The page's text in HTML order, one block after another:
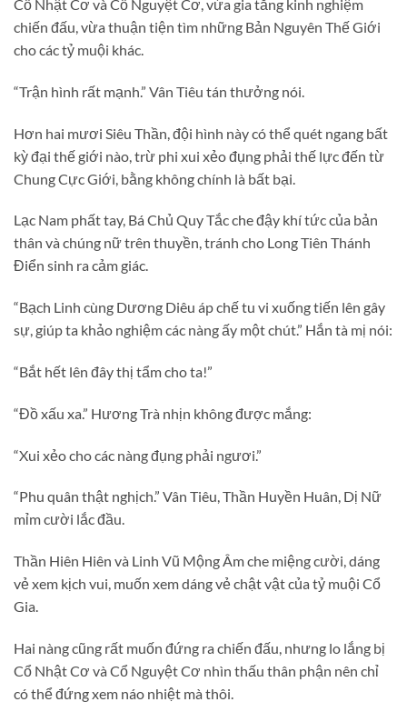
Cổ Nhật Cơ và Cổ Nguyệt Cơ, vừa gia tăng kinh nghiệm
chiến đấu, vừa thuận tiện tìm những Bản Nguyên Thế Giới
cho các tỷ muội khác.
“Trận hình rất mạnh.” Vân Tiêu tán thưởng nói.
Hơn hai mươi Siêu Thần, đội hình này có thể quét ngang bất
kỳ đại thế giới nào, trừ phi xui xẻo đụng phải thế lực đến từ
Chung Cực Giới, bằng không chính là bất bại.
Lạc Nam phất tay, Bá Chủ Quy Tắc che đậy khí tức của bản
thân và chúng nữ trên thuyền, tránh cho Long Tiên Thánh
Điển sinh ra cảm giác.
“Bạch Linh cùng Dương Diêu áp chế tu vi xuống tiến lên gây
sự, giúp ta khảo nghiệm các nàng ấy một chút.” Hắn tà mị nói:
“Bắt hết lên đây thị tẩm cho ta!”
“Đồ xấu xa.” Hương Trà nhịn không được mắng:
“Xui xẻo cho các nàng đụng phải ngươi.”
“Phu quân thật nghịch.” Vân Tiêu, Thần Huyền Huân, Dị Nữ
mỉm cười lắc đầu.
Thần Hiên Hiên và Linh Vũ Mộng Âm che miệng cười, dáng
vẻ xem kịch vui, muốn xem dáng vẻ chật vật của tỷ muội Cổ
Gia.
Hai nàng cũng rất muốn đứng ra chiến đấu, nhưng lo lắng bị
Cổ Nhật Cơ và Cổ Nguyệt Cơ nhìn thấu thân phận nên chỉ
có thể đứng xem náo nhiệt mà thôi.